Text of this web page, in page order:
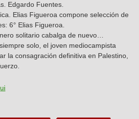
Edgardo Fuentes.
Elias Figueroa compone selección de
6° Elias Figueroa.
solitario cabalga de nuevo…
solo, el joven mediocampista
la consagración definitiva en Palestino,